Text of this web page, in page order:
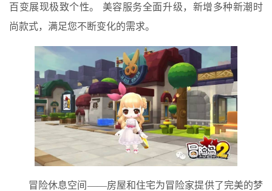
百变展现极致个性。 美容服务全面升级，新增多种新潮时
尚款式，满足您不断变化的需求。
冒险休息空间——房屋和住宅为冒险家提供了完美的梦